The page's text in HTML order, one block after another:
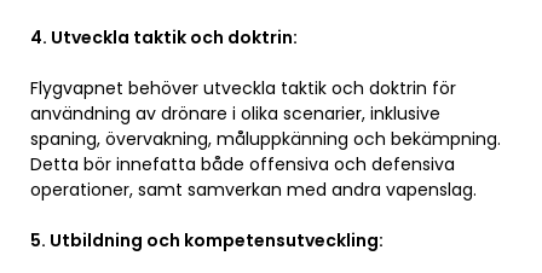
4. Utveckla taktik och doktrin:
Flygvapnet behöver utveckla taktik och doktrin för
användning av drönare i olika scenarier, inklusive
spaning, övervakning, måluppkänning och bekämpning.
Detta bör innefatta både offensiva och defensiva
operationer, samt samverkan med andra vapenslag.
5. Utbildning och kompetensutveckling: